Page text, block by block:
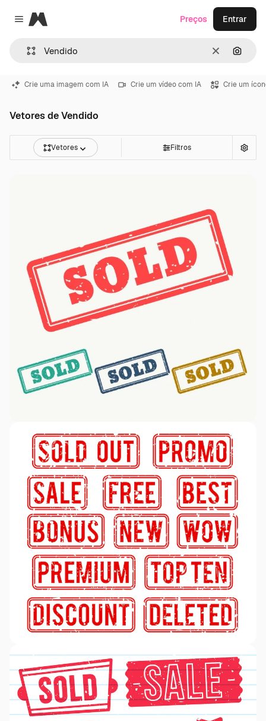
Close menu
Magnific
Limpar
Preços Entrar
Crie uma imagem com IA Crie um vídeo com IA Crie um
Vetores de Vendido
Vetores Filtros